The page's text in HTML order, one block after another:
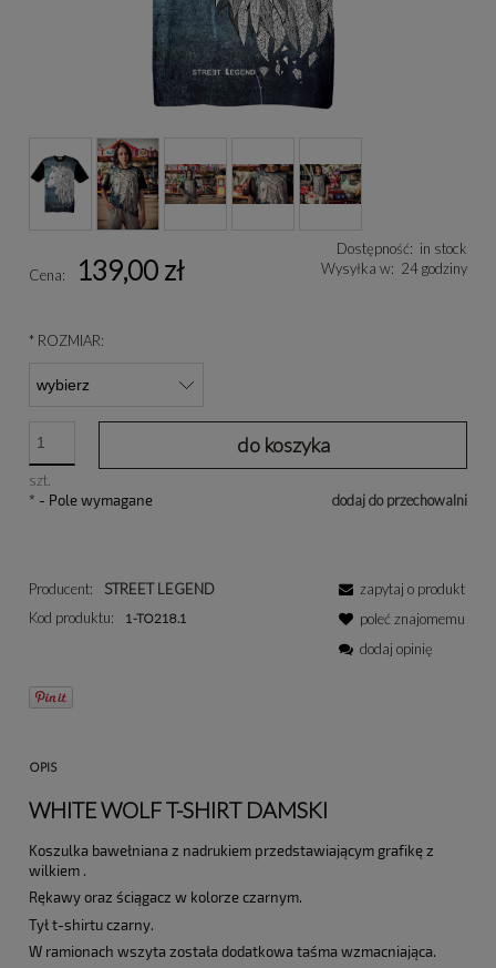
Dostępność: in stock
Wysyłka w: 24 godziny
Cena: 139,00 zł
* ROZMIAR:
szt.
do koszyka
dodaj do przechowalni
* - Pole wymagane
Producent:
STREET LEGEND
Kod produktu:
1-TO218.1
zapytaj o produkt
poleć znajomemu
dodaj opinię
OPIS
WHITE WOLF T-SHIRT DAMSKI
Koszulka bawełniana z nadrukiem przedstawiającym grafikę z
wilkiem .
Rękawy oraz ściągacz w kolorze czarnym.
Tył t-shirtu czarny.
W ramionach wszyta została dodatkowa taśma wzmacniająca.